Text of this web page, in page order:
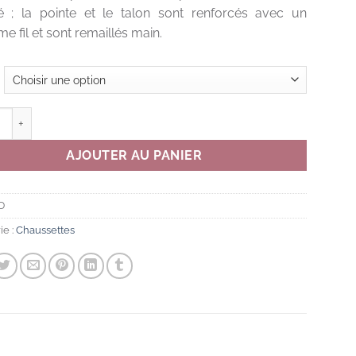
; la pointe et le talon sont renforcés avec un
fil et sont remaillés main.
AJOUTER AU PANIER
: Chaussettes